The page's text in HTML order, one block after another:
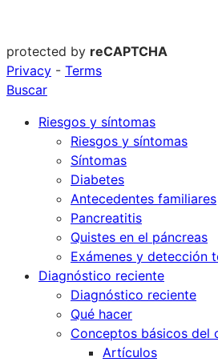
protected by reCAPTCHA
Privacy - Terms
Buscar
Riesgos y síntomas
Riesgos y síntomas
Síntomas
Diabetes
Antecedentes familiares
Pancreatitis
Quistes en el páncreas
Exámenes y detección
Diagnóstico reciente
Diagnóstico reciente
Qué hacer
Conceptos básicos del
Artículos